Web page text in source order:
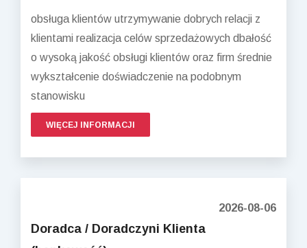
obsługa klientów utrzymywanie dobrych relacji z
klientami realizacja celów sprzedażowych dbałość
o wysoką jakość obsługi klientów oraz firm średnie
wykształcenie doświadczenie na podobnym
stanowisku
WIĘCEJ INFORMACJI
2026-08-06
Doradca / Doradczyni Klienta